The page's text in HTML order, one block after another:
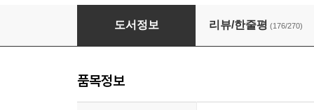
돌이킬 수 있는
도서정보 리뷰/한줄평 (176/270)
품목정보